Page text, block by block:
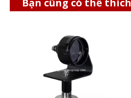
Bạn cũng có thể thích